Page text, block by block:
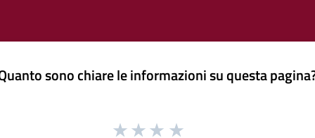
sono chiare le informazioni su questa